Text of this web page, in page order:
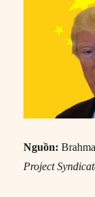
Nguồn:
Project